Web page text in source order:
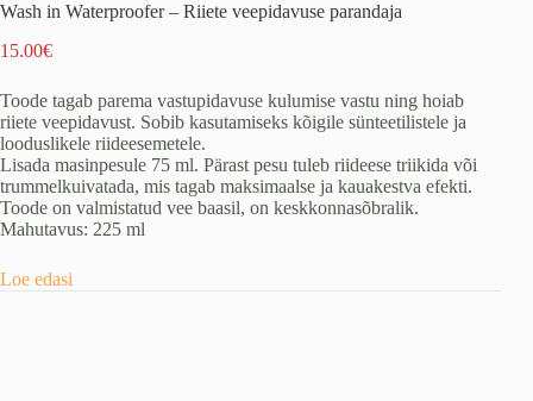
Wash in Waterproofer – Riiete veepidavuse parandaja
15.00€
Toode tagab parema vastupidavuse kulumise vastu ning hoiab
riiete veepidavust. Sobib kasutamiseks kõigile sünteetilistele ja
looduslikele riideesemetele.
Lisada masinpesule 75 ml. Pärast pesu tuleb riideese triikida või
trummelkuivatada, mis tagab maksimaalse ja kauakestva efekti.
Toode on valmistatud vee baasil, on keskkonnasõbralik.
Mahutavus: 225 ml
Loe edasi